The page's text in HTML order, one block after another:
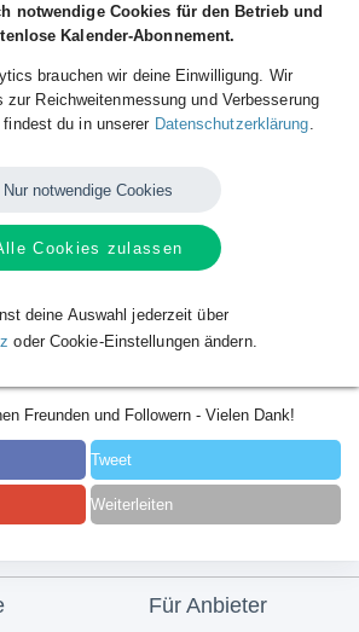
Freunden und Followern - Vielen Dank!
Tweet
Weiterleiten
Für Anbieter
notwendige Cookies für den Betrieb und
Kalender-Abonnement.
brauchen wir deine Einwilligung. Wir
zur Reichweitenmessung und Verbesserung
du in unserer Datenschutzerklärung
Nur notwendige Cookies
Cookies zulassen
deine Auswahl jederzeit über
oder Cookie-Einstellungen ändern.